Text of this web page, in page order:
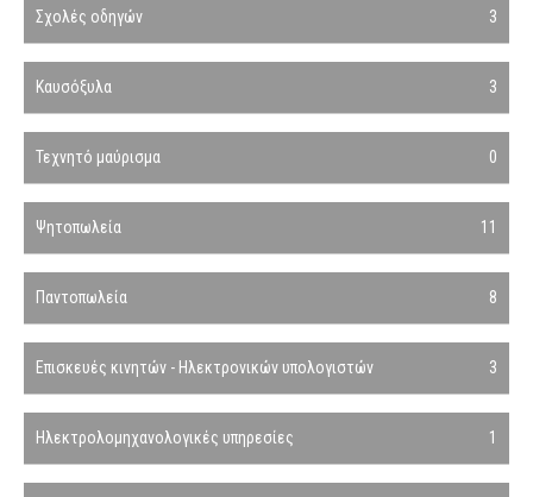
Σχολές οδηγών 3
Καυσόξυλα 3
Τεχνητό μαύρισμα 0
Ψητοπωλεία 11
Παντοπωλεία 8
Επισκευές κινητών - Ηλεκτρονικών υπολογιστών 3
Ηλεκτρολομηχανολογικές υπηρεσίες 1